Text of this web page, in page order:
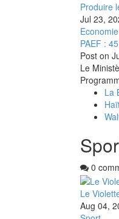
Produire
Jul 23,
Economie
PAEF :
Post on
Le
La
0
Le
Aug 04,